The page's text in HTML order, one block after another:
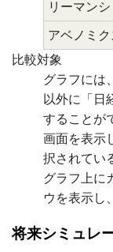
リーマン
アベノミク
比較対象
グラフには
以外に「日
することが
画面を表示
択されてい
グラフ上に
ウを表示し
将来シミュレ